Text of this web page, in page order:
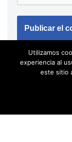
Utilizamos
experiencia al
este sitio